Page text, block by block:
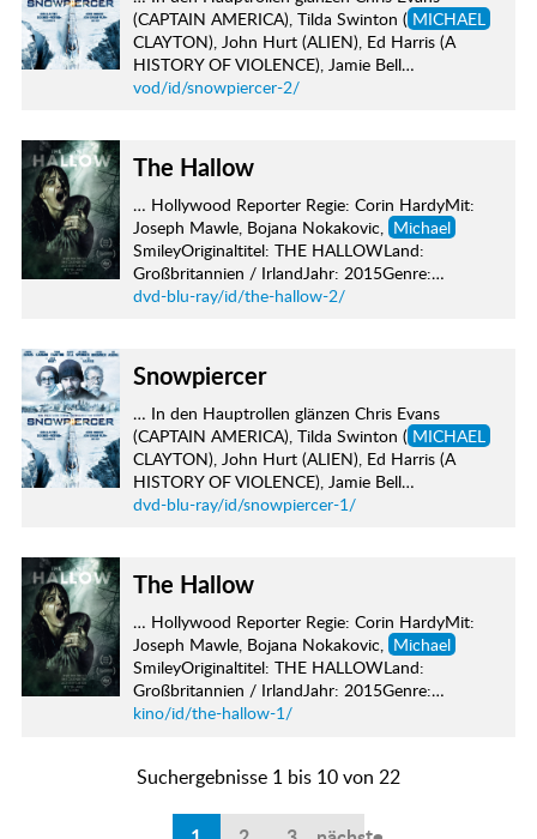
(CAPTAIN AMERICA), Tilda Swinton ( MICHAEL
CLAYTON), John Hurt (ALIEN), Ed Harris (A
HISTORY OF VIOLENCE), Jamie Bell…
vod/id/snowpiercer-2/
The Hallow
… Hollywood Reporter Regie: Corin HardyMit:
Joseph Mawle, Bojana Nokakovic, Michael
SmileyOriginaltitel: THE HALLOWLand:
Großbritannien / IrlandJahr: 2015Genre:…
dvd-blu-ray/id/the-hallow-2/
Snowpiercer
… In den Hauptrollen glänzen Chris Evans
(CAPTAIN AMERICA), Tilda Swinton ( MICHAEL
CLAYTON), John Hurt (ALIEN), Ed Harris (A
HISTORY OF VIOLENCE), Jamie Bell…
dvd-blu-ray/id/snowpiercer-1/
The Hallow
… Hollywood Reporter Regie: Corin HardyMit:
Joseph Mawle, Bojana Nokakovic, Michael
SmileyOriginaltitel: THE HALLOWLand:
Großbritannien / IrlandJahr: 2015Genre:…
kino/id/the-hallow-1/
Suchergebnisse 1 bis 10 von 22